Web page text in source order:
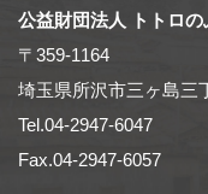
公益財団法人 トトロ
〒359-1164
埼玉県所沢市三ヶ島三
Tel.04-2947-6047
Fax.04-2947-6057